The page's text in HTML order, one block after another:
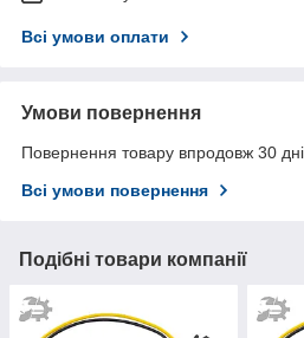
Всі умови оплати
Умови повернення
Повернення товару впродовж 30
Всі умови повернення
Подібні товари компанії